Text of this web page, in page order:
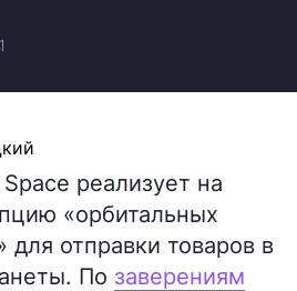
реализует на
«орбитальных
для отправки товаров в
По заверениям